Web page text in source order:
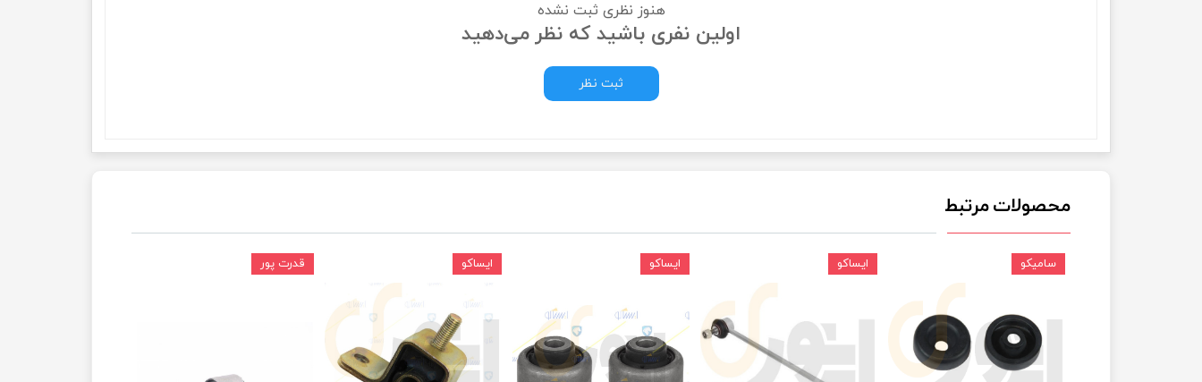
هنوز نظری ثبت نشده
اولین نفری باشید که نظر می‌دهید
ثبت نظر
محصولات مرتبط
قدرت پور ایساکو ایساکو ایساکو سامیکو